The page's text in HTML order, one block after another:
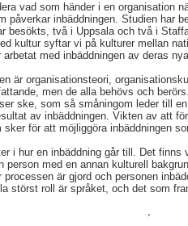
vad som händer i en organisation
påverkar inbäddningen. Studien har
besökts, två i Uppsala och två i
kultur syftar vi på kulturer mellan
med inbäddningen av deras
är organisationsteori,
men de alla behövs och
ske, som så småningom leder till
av inbäddningen. Vikten av att
för att möjliggöra inbäddningen
i hur en inbäddning går till. Det
person med en annan kulturell
är gjord och personen
störst roll är språket, och det som